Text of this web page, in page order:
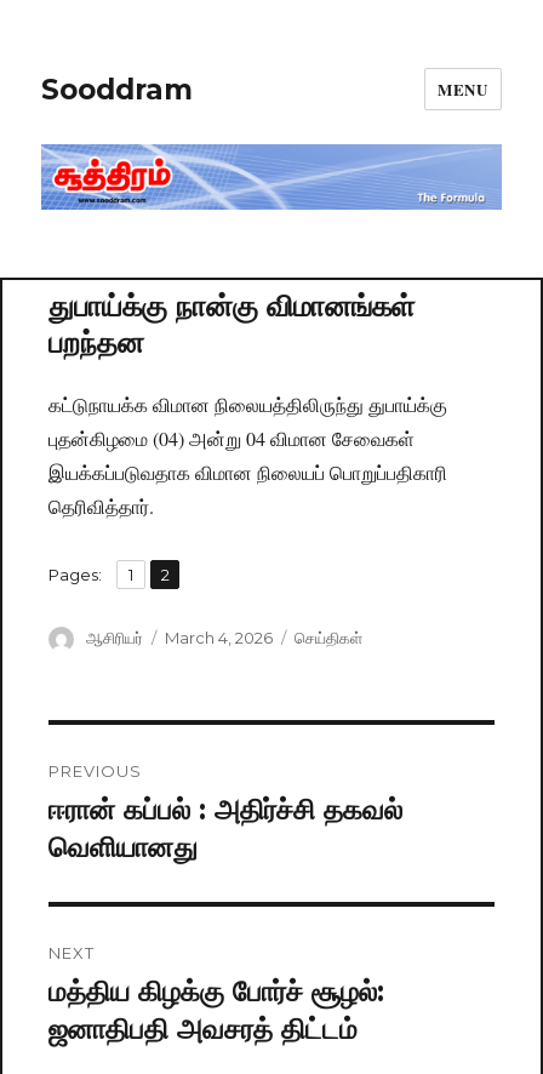
Sooddram MENU
துபாய்க்கு நான்கு விமானங்கள்
பறந்தன
கட்டுநாயக்க விமான நிலையத்திலிருந்து துபாய்க்கு
புதன்கிழமை (04) அன்று 04 விமான சேவைகள்
இயக்கப்படுவதாக விமான நிலையப் பொறுப்பதிகாரி
தெரிவித்தார்.
Pages: Page
1 ,
Page
2
Author
ஆசிரியர்
Posted
March 4, 2026 Categories
செய்திகள்
navigation
PREVIOUS
Previous
post:
ஈரான் கப்பல் : அதிர்ச்சி தகவல்
வெளியானது
NEXT
Next
post:
மத்திய கிழக்கு போர்ச் சூழல்:
ஜனாதிபதி அவசரத் திட்டம்